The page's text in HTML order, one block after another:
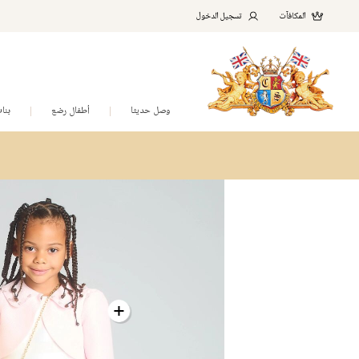
المكافآت تسجيل الدخول
وصل حديثا أطفال رضع